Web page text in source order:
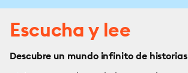
Escucha y lee
Descubre un mundo infinito de historias